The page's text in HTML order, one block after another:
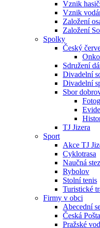
Vznik
Vznik
Založení
Založení
Spolky
Český
Sdružení
Divadelní
Divadelní
Sbor
TJ Jizera
Sport
Akce TJ
Cyklotrasa
Naučná
Rybolov
Stolní tenis
Turistické
Firmy v obci
Abecední
Česká Pošta
Pražské